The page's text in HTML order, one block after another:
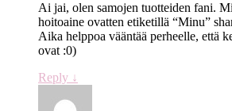
Ai jai, olen samojen tuotteiden fani.
hoitoaine ovatten etiketillä “Minu”
Aika helppoa vääntää perheelle, että
ovat :0)
Reply ↓